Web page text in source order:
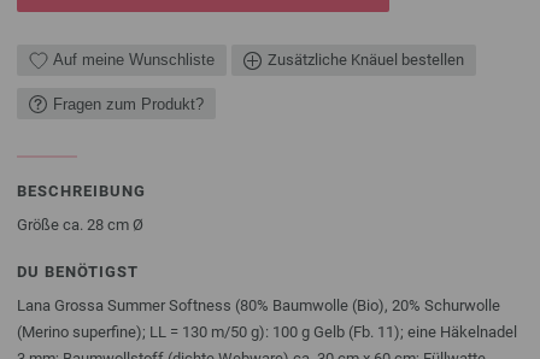
Auf meine Wunschliste Zusätzliche Knäuel bestellen
Fragen zum Produkt?
BESCHREIBUNG
Größe ca. 28 cm Ø
DU BENÖTIGST
Lana Grossa Summer Softness (80% Baumwolle (Bio), 20% Schurwolle
(Merino superfine); LL = 130 m/50 g): 100 g Gelb (Fb. 11); eine Häkelnadel